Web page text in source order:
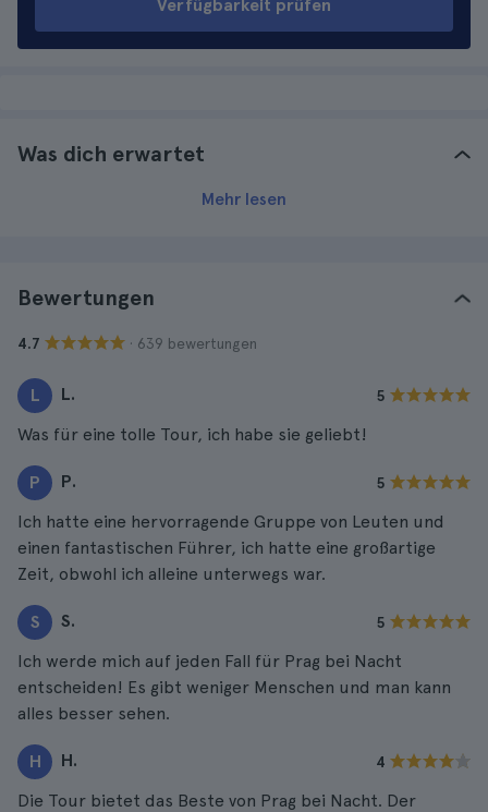
Verfügbarkeit prüfen
Was dich erwartet
Mehr lesen
Bewertungen
4.7 · 639 bewertungen
L L. 5
Was für eine tolle Tour, ich habe sie geliebt!
P P. 5
Ich hatte eine hervorragende Gruppe von Leuten und
einen fantastischen Führer, ich hatte eine großartige
Zeit, obwohl ich alleine unterwegs war.
S S. 5
Ich werde mich auf jeden Fall für Prag bei Nacht
entscheiden! Es gibt weniger Menschen und man kann
alles besser sehen.
H H. 4
Die Tour bietet das Beste von Prag bei Nacht. Der